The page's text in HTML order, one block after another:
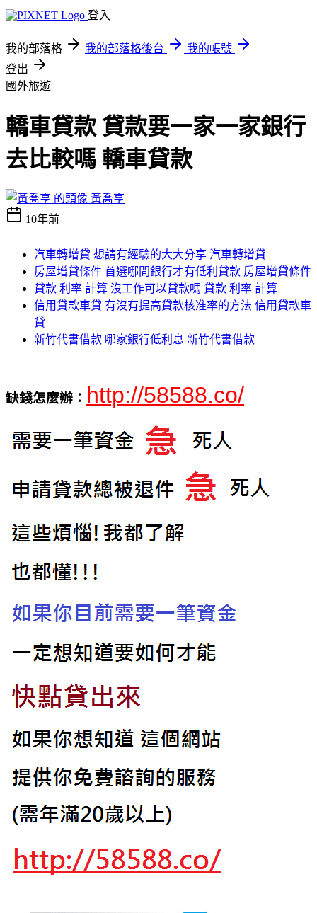
登入
我的部落格 我的部落格後台
我的帳號
登出
國外旅遊
轎車貸款 貸款要一家一家銀行
去比較嗎 轎車貸款
黃喬亨
10年前
汽車轉增貸 想請有經驗的大大分享 汽車轉增貸
房屋增貸條件 首選哪間銀行才有低利貸款 房屋增貸條件
貸款 利率 計算 沒工作可以貸款嗎 貸款 利率 計算
信用貸款車貸 有沒有提高貸款核准率的方法 信用貸款車
貸
新竹代書借款 哪家銀行低利息 新竹代書借款
缺錢怎麼辦： http://58588.co/